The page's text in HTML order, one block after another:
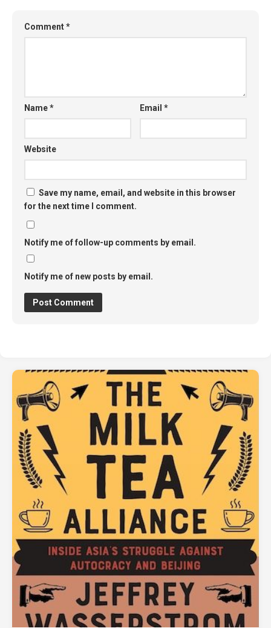
Comment*
Name* Email*
Website
Save my name, email, and website in this browser
for the next time I comment.
Notify me of follow-up comments by email.
Notify me of new posts by email.